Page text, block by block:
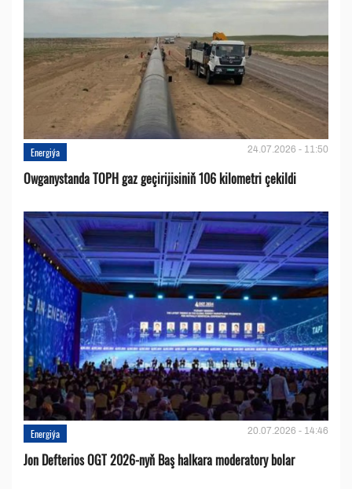
Energiýa 24.07.2026 - 11:50
Owganystanda TOPH gaz geçirijisiniň 106 kilometri çekildi
Energiýa 20.07.2026 - 14:46
Jon Defterios OGT 2026-nyň Baş halkara moderatory bolar